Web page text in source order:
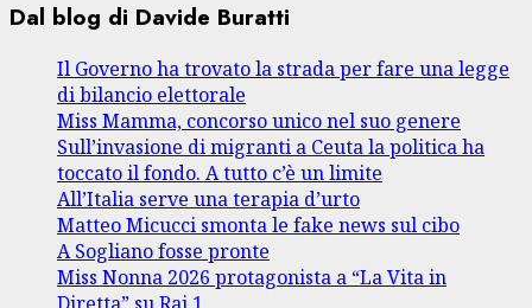
Dal blog di Davide Buratti
Il Governo ha trovato la strada per fare una legge
di bilancio elettorale
Miss Mamma, concorso unico nel suo genere
Sull’invasione di migranti a Ceuta la politica ha
toccato il fondo. A tutto c’è un limite
All’Italia serve una terapia d’urto
Matteo Micucci smonta le fake news sul cibo
A Sogliano fosse pronte
Miss Nonna 2026 protagonista a “La Vita in